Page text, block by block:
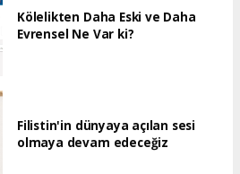
Kölelikten Daha Eski ve Daha
Evrensel Ne Var ki?
Filistin'in dünyaya açılan sesi
olmaya devam edeceğiz